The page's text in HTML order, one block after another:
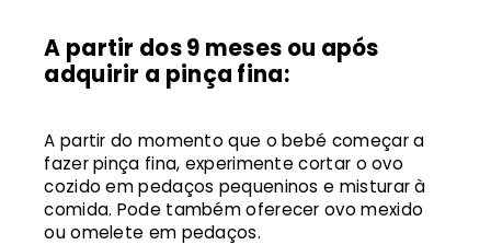
A partir dos 9 meses ou após
adquirir a pinça fina:
A partir do momento que o bebé começar a
fazer pinça fina, experimente cortar o ovo
cozido em pedaços pequeninos e misturar à
comida. Pode também oferecer ovo mexido
ou omelete em pedaços.